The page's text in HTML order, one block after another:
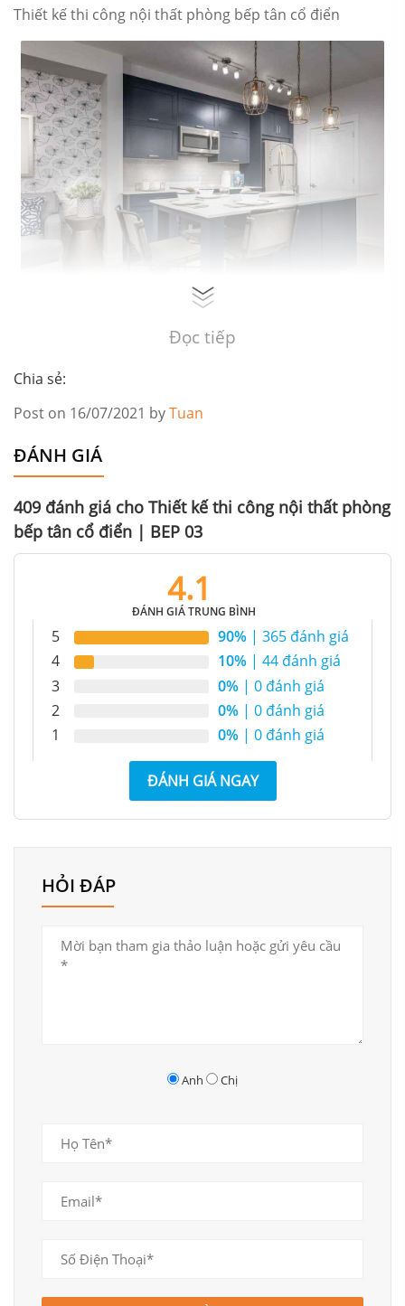
Thiết kế thi công nội thất phòng bếp tân cổ điển
Thiết kế thi công nội thất phòng bếp tân cổ điển với tone màu tối
Thiết kế thi công nội thất phòng bếp tân cổ điển thông thoáng, gọn gàng
Đọc tiếp
Chia sẻ:
Post on 16/07/2021 byTuan
ĐÁNH GIÁ
409 đánh giá cho Thiết kế thi công nội thất phòng
bếp tân cổ điển | BEP 03
4.1
ĐÁNH GIÁ TRUNG BÌNH
5 90% | 365 đánh giá
4
10% | 44 đánh giá
3
0% | 0 đánh giá
2
0% | 0 đánh giá
1
0% | 0 đánh giá
ĐÁNH GIÁ NGAY
HỎI ĐÁP
Anh Chị